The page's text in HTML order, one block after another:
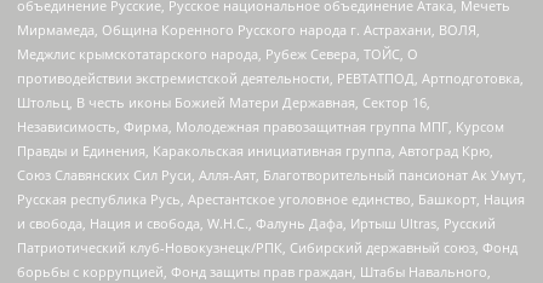
объединение Русские, Русское национальное объединение Атака, Мечеть
Мирмамеда, Община Коренного Русского народа г. Астрахани, ВОЛЯ,
Меджлис крымскотатарского народа, Рубеж Севера, ТОЙС, О
противодействии экстремистской деятельности, РЕВТАТПОД, Артподготовка,
Штольц, В честь иконы Божией Матери Державная, Сектор 16,
Независимость, Фирма, Молодежная правозащитная группа МПГ, Курсом
Правды и Единения, Каракольская инициативная группа, Автоград Крю,
Союз Славянских Сил Руси, Алля-Аят, Благотворительный пансионат Ак Умут,
Русская республика Русь, Арестантское уголовное единство, Башкорт, Нация
и свобода, Нация и свобода, W.H.С., Фалунь Дафа, Иртыш Ultras, Русский
Патриотический клуб-Новокузнецк/РПК, Сибирский державный союз, Фонд
борьбы с коррупцией, Фонд защиты прав граждан, Штабы Навального,